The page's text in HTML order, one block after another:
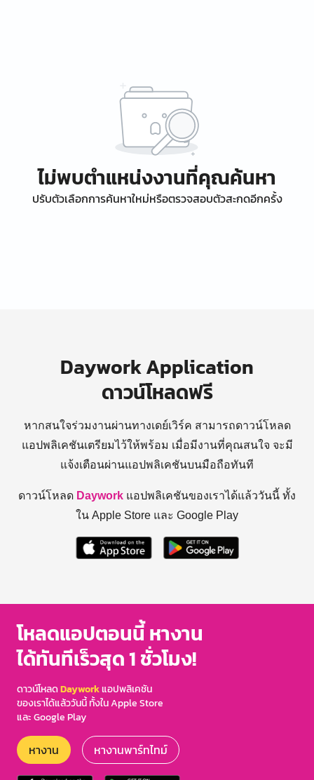
ไม่พบตำแหน่งงานที่คุณค้นหา
ปรับตัวเลือกการค้นหาใหม่หรือตรวจสอบตัวสะกดอีกครั้ง
Daywork Application
ดาวน์โหลดฟรี
หากสนใจร่วมงานผ่านทางเดย์เวิร์ค สามารถดาวน์โหลด
แอปพลิเคชันเตรียมไว้ให้พร้อม เมื่อมีงานที่คุณสนใจ จะมี
แจ้งเตือนผ่านแอปพลิเคชันบนมือถือทันที
ดาวน์โหลด Daywork แอปพลิเคชันของเราได้แล้ววันนี้ ทั้ง
ใน Apple Store และ Google Play
โหลดแอปตอนนี้ หางาน
ได้ทันทีเร็วสุด 1 ชั่วโมง!
ดาวน์โหลดDayworkแอปพลิเคชัน
ของเราได้แล้ววันนี้ ทั้งใน Apple Store
และ Google Play
หางาน หางานพาร์ทไทม์